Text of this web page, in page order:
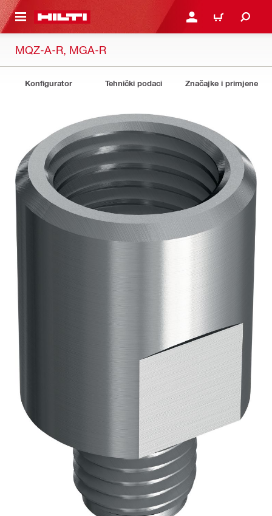
GLAVNI SADRŽAJ PRIJAVI SE ILI SE
KOŠARICA
MQZ-A-R, MGA-R
Konfigurator Tehnički podaci Značajke i primjene